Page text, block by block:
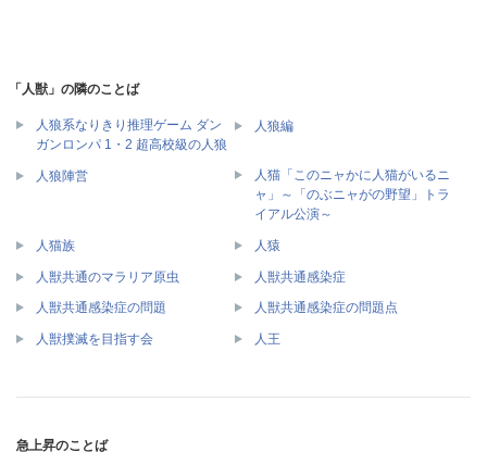
「人獣」の隣のことば
人狼系なりきり推理ゲーム ダン
ガンロンパ 1・2 超高校級の人狼
人狼編
人狼陣営
人猫「このニャかに人猫がいるニ
ャ」～「のぶニャがの野望」トラ
イアル公演～
人猫族 人猿
人獣共通のマラリア原虫 人獣共通感染症
人獣共通感染症の問題 人獣共通感染症の問題点
人獣撲滅を目指す会 人王
急上昇のことば